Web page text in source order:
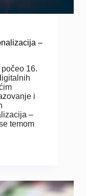
–
16.
i
–
temom